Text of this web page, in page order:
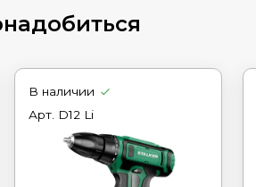
В наличии
Арт. D12 Li